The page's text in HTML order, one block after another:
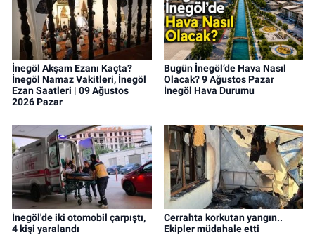
İnegöl Akşam Ezanı Kaçta?
İnegöl Namaz Vakitleri, İnegöl
Ezan Saatleri | 09 Ağustos
2026 Pazar
Bugün İnegöl’de Hava Nasıl
Olacak? 9 Ağustos Pazar
İnegöl Hava Durumu
İnegöl'de iki otomobil çarpıştı,
4 kişi yaralandı
Cerrahta korkutan yangın..
Ekipler müdahale etti